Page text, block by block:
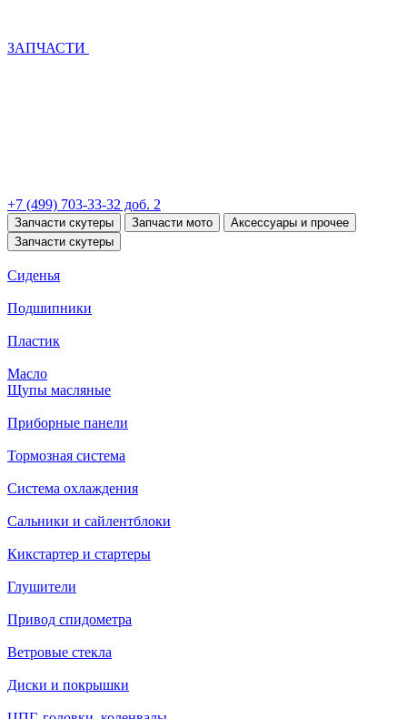
ЗАПЧАСТИ
+7 (499) 703-33-32 доб. 2
Запчасти скутеры Запчасти мото
Аксессуары и прочее
Запчасти скутеры
Сиденья
Подшипники
Пластик
Масло
Щупы масляные
Приборные панели
Тормозная система
Система охлаждения
Сальники и сайлентблоки
Кикстартер и стартеры
Глушители
Привод спидометра
Ветровые стекла
Диски и покрышки